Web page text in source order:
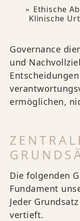
Ethische
Klinische
Governance
und
ermöglichen,
Die folgenden
Fundament
Jeder
vertieft.